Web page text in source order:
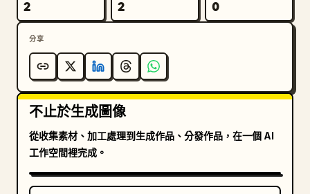
2 2 0
分享
不止於生成圖像
從收集素材、加工處理到生成作品、分發作品，在一個 AI
工作空間裡完成。